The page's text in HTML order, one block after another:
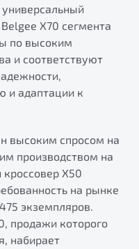
X70 сегмента
по высоким
и соответствуют
и адаптации к
высоким спросом на
производством на
кроссовер X50
на рынке
экземпляров.
продажи которого
набирает